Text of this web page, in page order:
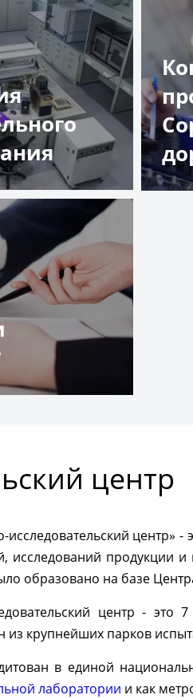
центр
центр»
исследований продукции
образовано на базе
центр -
из крупнейших парков
в единой
лаборатории и как